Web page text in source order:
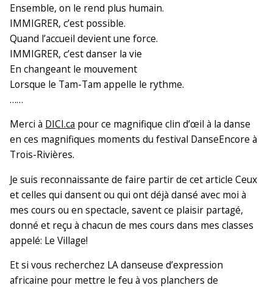
Ensemble, on le rend plus humain.
IMMIGRER, c’est possible.
Quand l’accueil devient une force.
IMMIGRER, c’est danser la vie
En changeant le mouvement
Lorsque le Tam-Tam appelle le rythme.
……
Merci à DICI.ca pour ce magnifique clin d’œil à la danse
en ces magnifiques moments du festival DanseEncore à
Trois-Rivières.
Je suis reconnaissante de faire partir de cet article Ceux
et celles qui dansent ou qui ont déjà dansé avec moi à
mes cours ou en spectacle, savent ce plaisir partagé,
donné et reçu à chacun de mes cours dans mes classes
appelé: Le Village!
Et si vous recherchez LA danseuse d’expression
africaine pour mettre le feu à vos planchers de